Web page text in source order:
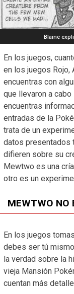
Blaine
En los juegos,
en los juegos Rojo,
encuentras con
que llevaron a
encuentras
entradas de la
trata de un
datos presentados
difieren sobre su
Mewtwo es una
otro es un
MEWTWO NO
En los juegos
debes ser tú
la verdad sobre la
vieja Mansión
cuentan más